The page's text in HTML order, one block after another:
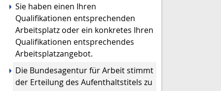
Sie haben einen Ihren
Qualifikationen entsprechenden
Arbeitsplatz oder ein konkretes Ihren
Qualifikationen entsprechendes
Arbeitsplatzangebot.
Die Bundesagentur für Arbeit stimmt
der Erteilung des Aufenthaltstitels zu